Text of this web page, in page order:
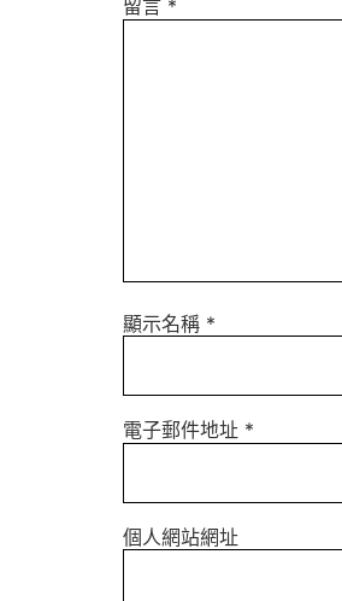
留言 *
顯示名稱 *
電子郵件地址 *
個人網站網址